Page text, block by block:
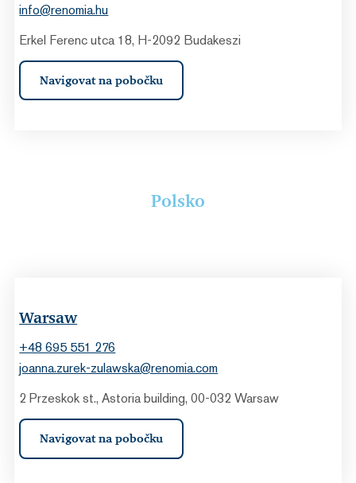
info@renomia.hu
Erkel Ferenc utca 18, H-2092 Budakeszi
Navigovat na pobočku
Polsko
Warsaw
+48 695 551 276
joanna.zurek-zulawska@renomia.com
2 Przeskok st., Astoria building, 00-032 Warsaw
Navigovat na pobočku